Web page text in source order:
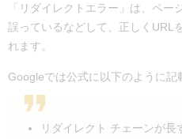
「リダイレクトエラー」は、ペ
誤っているなどして、正しくURL
れます。
Googleでは公式に以下のように記
リダイレクト チェーンが長